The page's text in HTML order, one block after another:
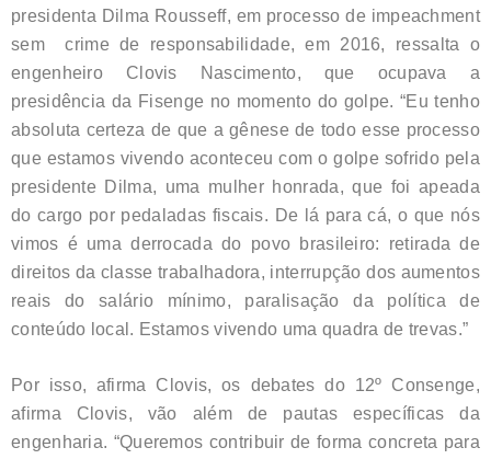
presidenta Dilma Rousseff, em processo de impeachment
sem crime de responsabilidade, em 2016, ressalta o
engenheiro Clovis Nascimento, que ocupava a
presidência da Fisenge no momento do golpe. “Eu tenho
absoluta certeza de que a gênese de todo esse processo
que estamos vivendo aconteceu com o golpe sofrido pela
presidente Dilma, uma mulher honrada, que foi apeada
do cargo por pedaladas fiscais. De lá para cá, o que nós
vimos é uma derrocada do povo brasileiro: retirada de
direitos da classe trabalhadora, interrupção dos aumentos
reais do salário mínimo, paralisação da política de
conteúdo local. Estamos vivendo uma quadra de trevas.”
Por isso, afirma Clovis, os debates do 12º Consenge,
afirma Clovis, vão além de pautas específicas da
engenharia. “Queremos contribuir de forma concreta para